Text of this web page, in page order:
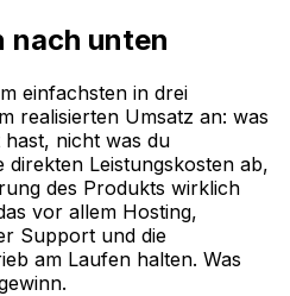
nach unten
einfachsten in drei
realisierten Umsatz an: was
nicht was du
direkten Leistungskosten ab,
des Produkts wirklich
vor allem Hosting,
Support und die
am Laufen halten. Was